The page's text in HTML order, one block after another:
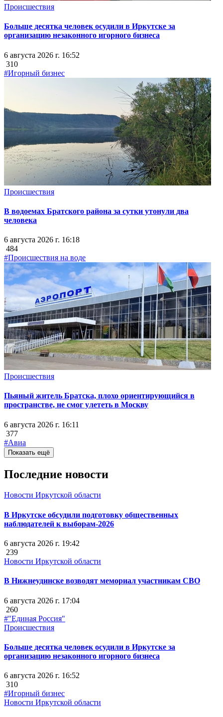
Происшествия
Больше десятка человек осудили в Иркутске за
организацию незаконного игорного бизнеса
6 августа 2026 г. 16:52
310
#Игорный бизнес
Происшествия
В водоемах Братского района за сутки утонули два
человека
6 августа 2026 г. 16:18
484
#Происшествия на воде
Происшествия
Пьяный житель Братска, плохо ориентирующийся в
пространстве, не смог улететь в Москву
6 августа 2026 г. 16:11
377
#Авиа
Показать ещё
Последние новости
Новости Иркутской области
В Иркутске обсудили подготовку общественных
наблюдателей к выборам-2026
6 августа 2026 г. 19:42
239
Новости Иркутской области
В Нижнеудинске возводят мемориал участникам СВО
6 августа 2026 г. 17:04
260
#"Единая Россия"
Происшествия
Больше десятка человек осудили в Иркутске за
организацию незаконного игорного бизнеса
6 августа 2026 г. 16:52
310
#Игорный бизнес
Новости Иркутской области